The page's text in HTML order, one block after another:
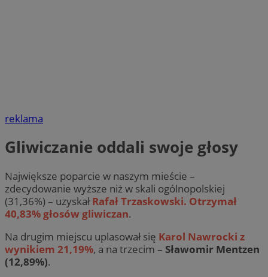
reklama
Gliwiczanie oddali swoje głosy
Największe poparcie w naszym mieście –
zdecydowanie wyższe niż w skali ogólnopolskiej
(31,36%) – uzyskałRafał Trzaskowski. Otrzymał
40,83% głosów gliwiczan.
Na drugim miejscu uplasował się Karol Nawrocki z
wynikiem 21,19%, a na trzecim – Sławomir Mentzen
(12,89%).